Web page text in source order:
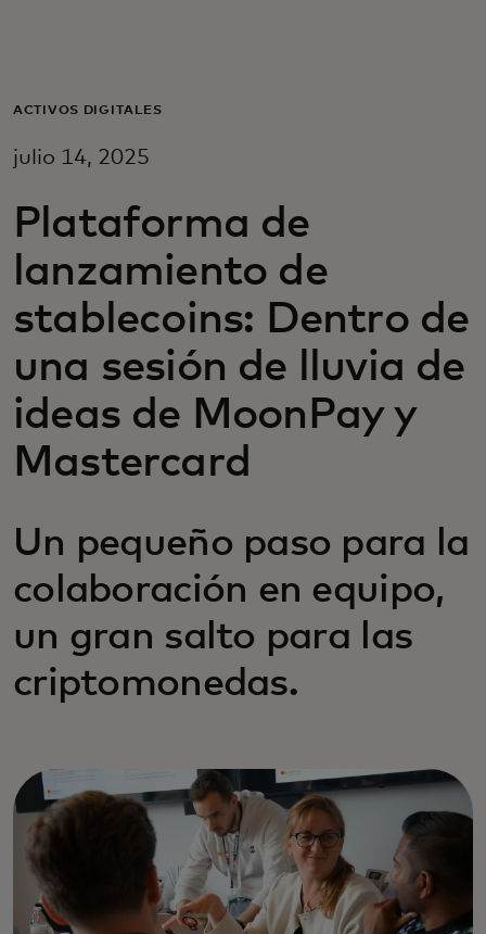
Para empresas
Para innovadores
Noticias y tendencias
ACTIVOS DIGITALES
julio 14, 2025
Plataforma de
lanzamiento de
stablecoins: Dentro de
una sesión de lluvia de
ideas de MoonPay y
Mastercard
Un pequeño paso para la
colaboración en equipo,
un gran salto para las
criptomonedas.